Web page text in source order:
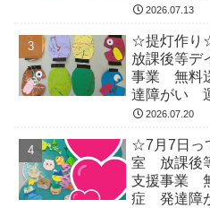
行徳 市川
2026.07.13
☆提灯作り
放課後等
事業 無料
達障がい
市川市 浦
2026.07.20
☆7月7日っ
室 放課後
支援事業
症 発達障